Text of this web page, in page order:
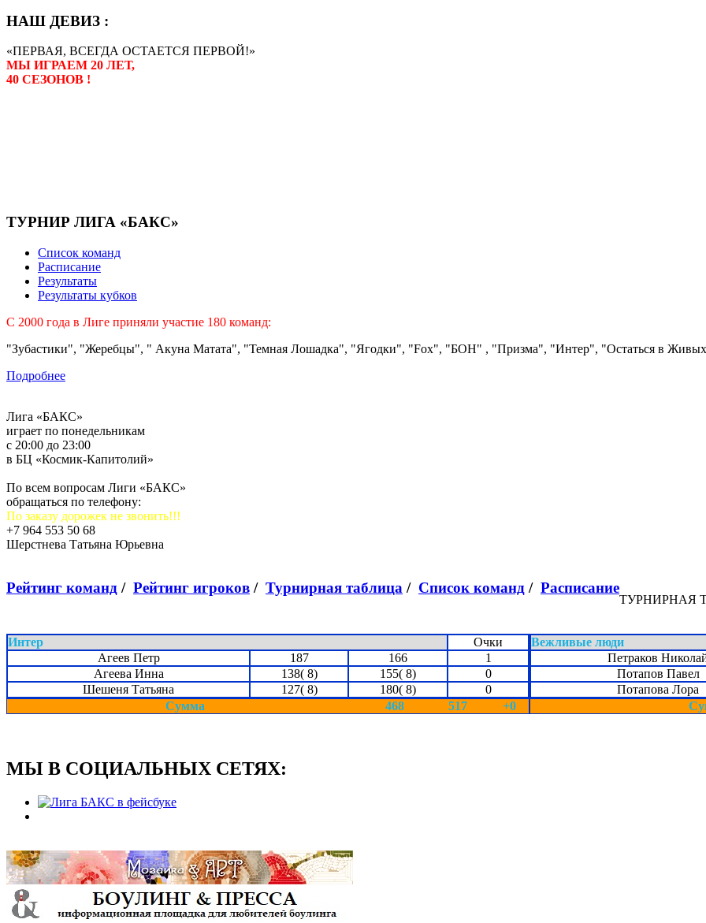
НАШ ДЕВИЗ :
«ПЕРВАЯ, ВСЕГДА ОСТАЕТСЯ ПЕРВОЙ!»
МЫ ИГРАЕМ 20 ЛЕТ,
40 СЕЗОНОВ !
ТУРНИР ЛИГА «БАКС»
Список команд
Расписание
Результаты
Результаты кубков
C 2000 года в Лиге приняли участие 180 команд:
"Зубастики", "Жеребцы", " Акуна Матата", "Темная Лошадка", "Ягодки", "Fох", "БОН" , "Призма", "Интер", "Остаться в
Подробнее
Лига «БАКС»
играет по понедельникам
с 20:00 до 23:00
в БЦ «Космик-Капитолий»
По всем вопросам Лиги «БАКС»
обращаться по телефону:
По заказу дорожек не звонить!!!
+7 964 553 50 68
Шерстнева Татьяна Юрьевна
Рейтинг команд / Рейтинг игроков / Турнирная таблица / Список команд / Расписание
ТУРНИРНАЯ
Интер
Очки
Агеев Петр
187 166
1
Агеева Инна
138( 8) 155( 8)
0
Шешеня Татьяна
127( 8) 180( 8) 0
Вежливые люди
Петраков
Потапов Павел
Потапова Лора
Сумма
468 517 +0
МЫ В СОЦИАЛЬНЫХ СЕТЯХ: